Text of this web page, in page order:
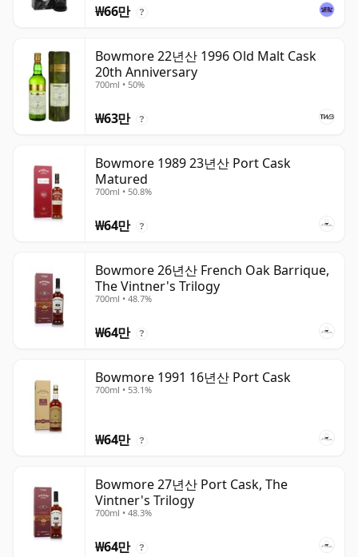
₩66만 ?
Bowmore 22년산 1996 Old Malt Cask
20th Anniversary
700ml • 50%
₩63만 ?
Bowmore 1989 23년산 Port Cask
Matured
700ml • 50.8%
₩64만 ?
Bowmore 26년산 French Oak Barrique,
The Vintner's Trilogy
700ml • 48.7%
₩64만 ?
Bowmore 1991 16년산 Port Cask
700ml • 53.1%
₩64만 ?
Bowmore 27년산 Port Cask, The
Vintner's Trilogy
700ml • 48.3%
₩64만 ?